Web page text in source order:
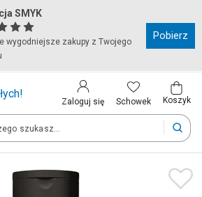
SMYK
wygodniejsze zakupy z Twojego
Pobierz
Zaloguj się Schowek Koszyk
Kraj i język
dostarczymy na teren wybranego kraju.